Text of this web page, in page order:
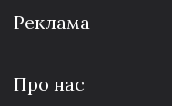
Реклама
Про нас